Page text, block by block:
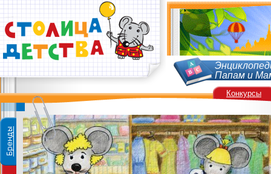
Папам и
Конкурсы